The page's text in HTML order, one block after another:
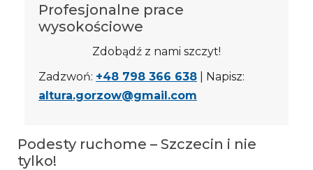
Profesjonalne prace
wysokościowe
Zdobądź z nami szczyt!
Zadzwoń: +48 798 366 638 | Napisz:
altura.gorzow@gmail.com
Podesty ruchome – Szczecin i nie
tylko!